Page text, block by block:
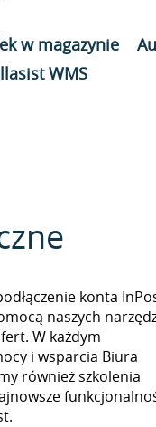
w magazynie
WMS
konta
naszych
W każdym
i wsparcia Biura
również szkolenia